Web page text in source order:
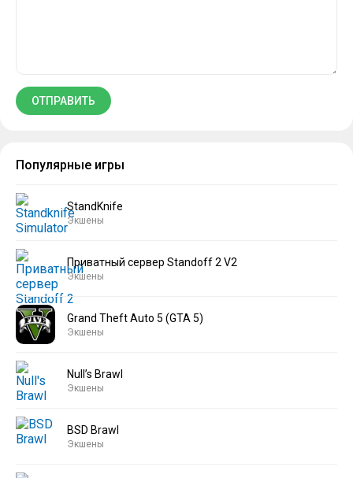
Популярные игры
StandKnife
Экшены
Приватный сервер Standoff 2 V2
Экшены
Grand Theft Auto 5 (GTA 5)
Экшены
Null’s Brawl
Экшены
BSD Brawl
Экшены